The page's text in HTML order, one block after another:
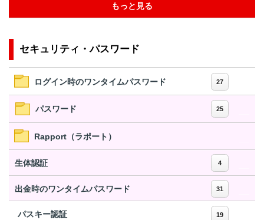
もっと見る
セキュリティ・パスワード
ログイン時のワンタイムパスワード 27
パスワード 25
Rapport（ラポート）
生体認証 4
出金時のワンタイムパスワード 31
パスキー認証 19